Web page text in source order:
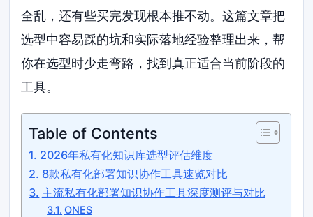
全乱，还有些买完发现根本推不动。这篇文章把
选型中容易踩的坑和实际落地经验整理出来，帮
你在选型时少走弯路，找到真正适合当前阶段的
工具。
Table of Contents
2026年私有化知识库选型评估维度
8款私有化部署知识协作工具速览对比
主流私有化部署知识协作工具深度测评与对比
ONES